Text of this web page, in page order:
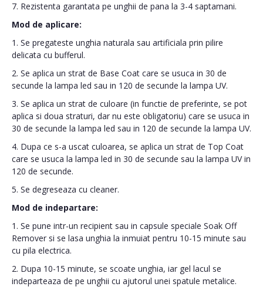
7. Rezistenta garantata pe unghii de pana la 3-4 saptamani.
Mod de aplicare:
1. Se pregateste unghia naturala sau artificiala prin pilire
delicata cu bufferul.
2. Se aplica un strat de Base Coat care se usuca in 30 de
secunde la lampa led sau in 120 de secunde la lampa UV.
3. Se aplica un strat de culoare (in functie de preferinte, se pot
aplica si doua straturi, dar nu este obligatoriu) care se usuca in
30 de secunde la lampa led sau in 120 de secunde la lampa UV.
4. Dupa ce s-a uscat culoarea, se aplica un strat de Top Coat
care se usuca la lampa led in 30 de secunde sau la lampa UV in
120 de secunde.
5. Se degreseaza cu cleaner.
Mod de indepartare:
1. Se pune intr-un recipient sau in capsule speciale Soak Off
Remover si se lasa unghia la inmuiat pentru 10-15 minute sau
cu pila electrica.
2. Dupa 10-15 minute, se scoate unghia, iar gel lacul se
indeparteaza de pe unghii cu ajutorul unei spatule metalice.